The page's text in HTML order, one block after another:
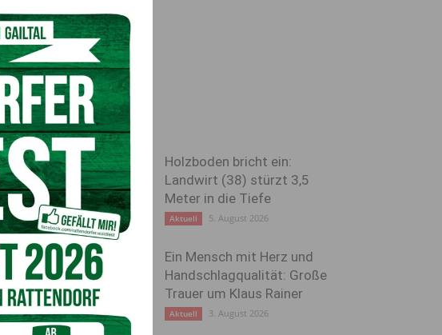
Holzboden bricht ein:
Landwirt (38) stürzt 3,5
Meter in die Tiefe
Aktuell 5. August 2026
Ein Mensch mit Herz und
Handschlagqualität: Große
Trauer um Klaus Rainer
Aktuell 3. August 2026